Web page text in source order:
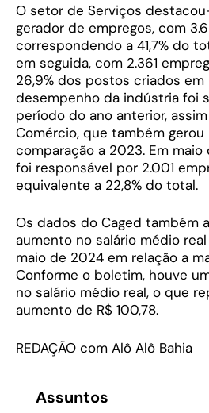
O setor de Serviços
gerador de empregos, com
correspondendo a 41,7% do
em seguida, com 2.361
26,9% dos postos criados em
desempenho da indústria foi
período do ano anterior,
Comércio, que também gerou
comparação a 2023. Em
foi responsável por 2.001
equivalente a 22,8% do total.
Os dados do Caged também
aumento no salário médio
maio de 2024 em relação a
Conforme o boletim, houve
no salário médio real, o que
aumento de R$ 100,78.
REDAÇÃO com Alô Alô Bahia
Assuntos